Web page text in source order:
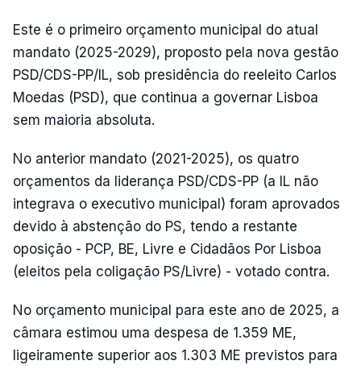
Este é o primeiro orçamento municipal do atual
mandato (2025-2029), proposto pela nova gestão
PSD/CDS-PP/IL, sob presidência do reeleito Carlos
Moedas (PSD), que continua a governar Lisboa
sem maioria absoluta.
No anterior mandato (2021-2025), os quatro
orçamentos da liderança PSD/CDS-PP (a IL não
integrava o executivo municipal) foram aprovados
devido à abstenção do PS, tendo a restante
oposição - PCP, BE, Livre e Cidadãos Por Lisboa
(eleitos pela coligação PS/Livre) - votado contra.
No orçamento municipal para este ano de 2025, a
câmara estimou uma despesa de 1.359 ME,
ligeiramente superior aos 1.303 ME previstos para